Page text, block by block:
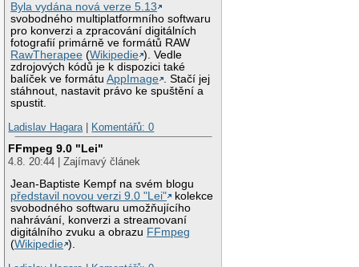
Byla vydána nová verze 5.13
svobodného multiplatformního softwaru
pro konverzi a zpracování digitálních
fotografií primárně ve formátů RAW
RawTherapee (Wikipedie ). Vedle
zdrojových kódů je k dispozici také
balíček ve formátuAppImage . Stačí jej
stáhnout, nastavit právo ke spuštění a
spustit.
Ladislav Hagara| Komentářů: 0
FFmpeg 9.0 "Lei"
4.8. 20:44 | Zajímavý článek
Jean-Baptiste Kempf na svém blogu
představil novou verzi 9.0 "Lei"
kolekce
svobodného softwaru umožňujícího
nahrávání, konverzi a streamovaní
digitálního zvuku a obrazu FFmpeg
(Wikipedie ).